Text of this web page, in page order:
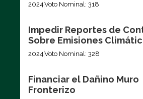
2024Voto Nominal: 318
Impedir Reportes de
Sobre Emisiones
2024Voto Nominal: 328
Financiar el Dañino Muro
Fronterizo